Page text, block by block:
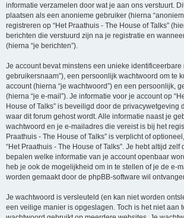
informatie verzamelen door wat je aan ons verstuurt.
plaatsen als een anonieme gebruiker (hierna
registreren op “Het Praathuis - The House of Talks”
berichten die verstuurd zijn na je registratie en
(hierna “je berichten”).
Je account bevat minstens een unieke identificeerbare
gebruikersnaam”), een persoonlijk wachtwoord om te
account (hierna “je wachtwoord”) en een persoonlijk,
(hierna “je e-mail”). Je informatie voor je account op
House of Talks” is beveiligd door de privacywetgeving
waar dit forum gehost wordt. Alle informatie naast je
wachtwoord en je e-mailadres die vereist is bij het
Praathuis - The House of Talks” is verplicht of
“Het Praathuis - The House of Talks”. Je hebt altijd zelf
bepalen welke informatie van je account openbaar
heb je ook de mogelijkheid om in te stellen of je de e-
worden gemaakt door de phpBB-software wil
Je wachtwoord is versleuteld (en kan niet worden
een veilige manier is opgeslagen. Toch is het niet aan